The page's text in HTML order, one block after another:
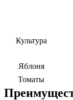
Культура
Яблоня
Томаты